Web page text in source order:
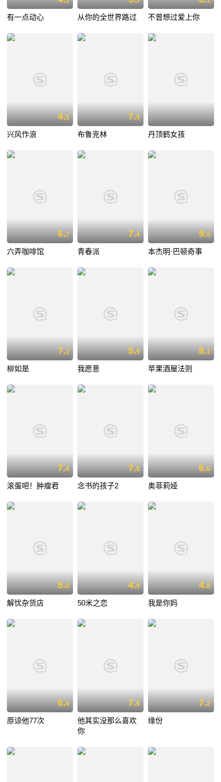
有一点动心 从你的全世界路过 不曾想过爱上你
4.5
兴风作浪
7.9
布鲁克林 丹顶鹤女孩
6.7
六弄咖啡馆
7.4
青春派
9.0
本杰明·巴顿奇事
7.3
柳如是
5.9
我愿意
8.1
苹果酒屋法则
7.4
滚蛋吧！肿瘤君
7.8
念书的孩子2
6.6
奥菲莉娅
5.0
解忧杂货店
4.9
50米之恋
4.8
我是你妈
6.4
原谅他77次
7.8
他其实没那么喜欢
你
7.2
缘份